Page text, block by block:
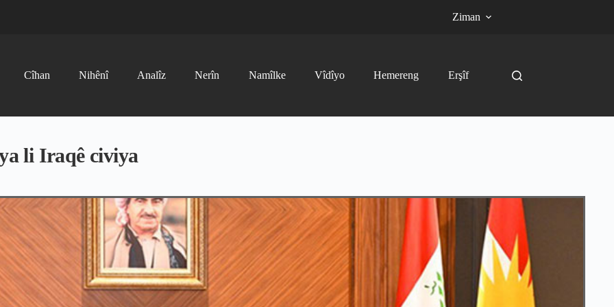
Ziman
Cîhan Nihênî Analîz Nerîn Namîlke Vîdîyo Hemereng Erşîf
li Iraqê civiya